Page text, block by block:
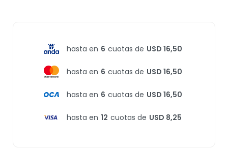
hasta en 6 cuotas de USD 16,50
hasta en 6 cuotas de USD 16,50
hasta en 6 cuotas de USD 16,50
hasta en 12 cuotas de USD 8,25